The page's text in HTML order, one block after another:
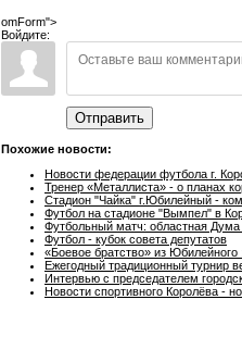
omForm">
Войдите:
Отправить
Похожие новости:
Новости федерации футбола г.
Тренер «Металлиста» - о планах
Стадион "Чайка" г.Юбилейный -
Футбол на стадионе "Вымпел" в
Футбольный матч: областная
Футбол - кубок совета депутатов
«Боевое братство» из
Ежегодный традиционный турнир
Интервью с председателем
Новости спортивного Королёва -